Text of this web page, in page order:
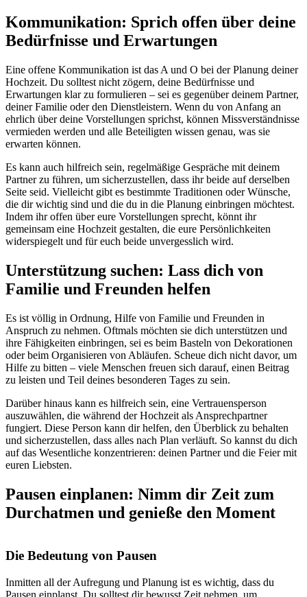
Kommunikation: Sprich offen über deine
Bedürfnisse und Erwartungen
Eine offene Kommunikation ist das A und O bei der Planung deiner
Hochzeit. Du solltest nicht zögern, deine Bedürfnisse und
Erwartungen klar zu formulieren – sei es gegenüber deinem Partner,
deiner Familie oder den Dienstleistern. Wenn du von Anfang an
ehrlich über deine Vorstellungen sprichst, können Missverständnisse
vermieden werden und alle Beteiligten wissen genau, was sie
erwarten können.
Es kann auch hilfreich sein, regelmäßige Gespräche mit deinem
Partner zu führen, um sicherzustellen, dass ihr beide auf derselben
Seite seid. Vielleicht gibt es bestimmte Traditionen oder Wünsche,
die dir wichtig sind und die du in die Planung einbringen möchtest.
Indem ihr offen über eure Vorstellungen sprecht, könnt ihr
gemeinsam eine Hochzeit gestalten, die eure Persönlichkeiten
widerspiegelt und für euch beide unvergesslich wird.
Unterstützung suchen: Lass dich von
Familie und Freunden helfen
Es ist völlig in Ordnung, Hilfe von Familie und Freunden in
Anspruch zu nehmen. Oftmals möchten sie dich unterstützen und
ihre Fähigkeiten einbringen, sei es beim Basteln von Dekorationen
oder beim Organisieren von Abläufen. Scheue dich nicht davor, um
Hilfe zu bitten – viele Menschen freuen sich darauf, einen Beitrag
zu leisten und Teil deines besonderen Tages zu sein.
Darüber hinaus kann es hilfreich sein, eine Vertrauensperson
auszuwählen, die während der Hochzeit als Ansprechpartner
fungiert. Diese Person kann dir helfen, den Überblick zu behalten
und sicherzustellen, dass alles nach Plan verläuft. So kannst du dich
auf das Wesentliche konzentrieren: deinen Partner und die Feier mit
euren Liebsten.
Pausen einplanen: Nimm dir Zeit zum
Durchatmen und genieße den Moment
Die Bedeutung von Pausen
Inmitten all der Aufregung und Planung ist es wichtig, dass du